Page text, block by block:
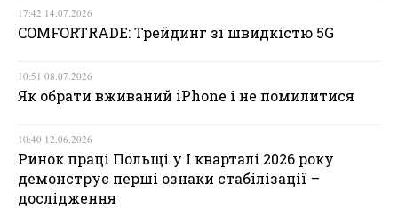
17:42 14.07.2026
COMFORTRADE: Трейдинг зі швидкістю 5G
10:51 08.07.2026
Як обрати вживаний iPhone і не помилитися
10:40 12.06.2026
Ринок праці Польщі у І кварталі 2026 року
демонструє перші ознаки стабілізації –
дослідження